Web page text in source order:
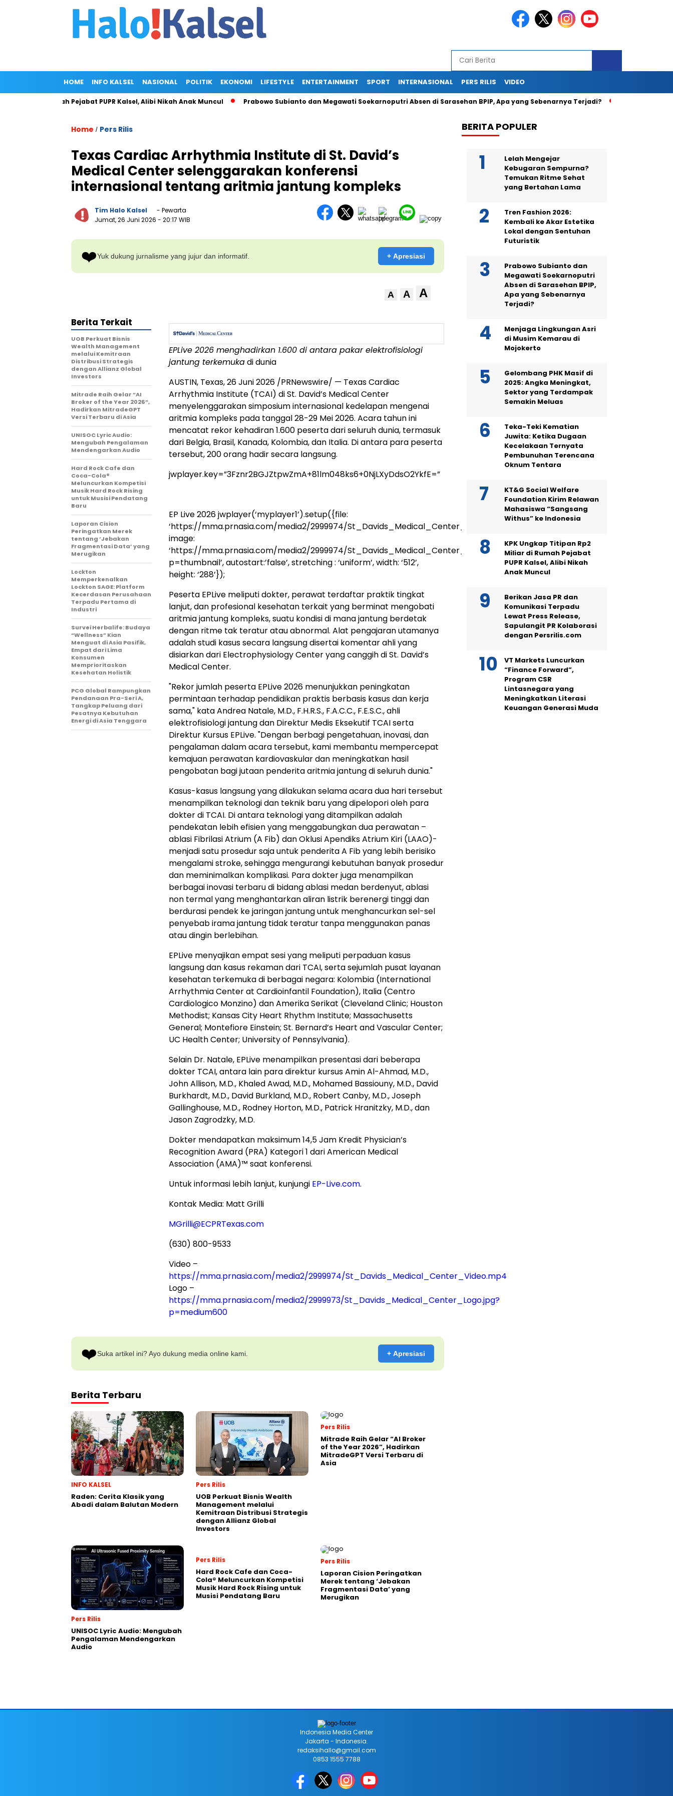
HOME INFO KALSEL NASIONAL POLITIK EKONOMI LIFESTYLE ENTERTAINMENT SPORT INTERNASIONAL PERS RILIS VIDEO
di Rumah Pejabat PUPR Kalsel, Alibi Nikah Anak Muncul Prabowo Subianto dan Megawati Soekarnoputri Absen di Sarasehan BPIP, Apa yang Sebenarnya Terjadi? Teka-Teki
Home / Pers Rilis
Texas Cardiac Arrhythmia Institute di St. David’s
Medical Center selenggarakan konferensi
internasional tentang aritmia jantung kompleks
Tim Halo Kalsel
- Pewarta
Jumat, 26 Juni 2026 - 20:17 WIB
❤️Yuk dukung jurnalisme yang jujur dan informatif. + Apresiasi
A A A
EPLive 2026 menghadirkan 1.600 di antara pakar elektrofisiologi
jantung terkemukadi dunia
AUSTIN, Texas,26 Juni 2026 /PRNewswire/ — Texas Cardiac
Arrhythmia Institute (TCAI) di St. David’s Medical Center
menyelenggarakan simposium internasional kedelapan mengenai
aritmia kompleks pada tanggal 28-29 Mei 2026. Acara tahun ini
mencatat rekor kehadiran 1.600 peserta dari seluruh dunia, termasuk
dari Belgia, Brasil, Kanada, Kolombia, dan Italia. Di antara para peserta
tersebut, 200 orang hadir secara langsung.
jwplayer.key=”3Fznr2BGJZtpwZmA+81lm048ks6+0NjLXyDdsO2YkfE=”
EP Live 2026jwplayer(‘myplayer1’).setup({file:
‘https://mma.prnasia.com/media2/2999974/St_Davids_Medical_Center_Video.mp4’,
image:
‘https://mma.prnasia.com/media2/2999974/St_Davids_Medical_Center_Video.mp4?
p=thumbnail’, autostart:’false’, stretching : ‘uniform’, width: ‘512’,
height: ‘288’});
Peserta EPLive meliputi dokter, perawat terdaftar praktik tingkat
lanjut, dan profesional kesehatan terkait yang berminat mengobati
aritmia jantung kompleks, suatu kondisi di mana jantung berdetak
dengan ritme tak teratur atau abnormal. Alat pengajaran utamanya
adalah studi kasus secara langsung disertai komentar ahli yang
disiarkan dari Electrophysiology Center yang canggih di St. David’s
Medical Center.
"Rekor jumlah peserta EPLive 2026 menunjukkan peningkatan
permintaan terhadap pendidikan praktis berbasis kasus dan kerja
sama," kata Andrea Natale, M.D., F.H.R.S., F.A.C.C., F.E.S.C., ahli
elektrofisiologi jantung dan Direktur Medis Eksekutif TCAI serta
Direktur Kursus EPLive. "Dengan berbagi pengetahuan, inovasi, dan
pengalaman dalam acara tersebut, kami membantu mempercepat
kemajuan perawatan kardiovaskular dan meningkatkan hasil
pengobatan bagi jutaan penderita aritmia jantung di seluruh dunia."
Kasus-kasus langsung yang dilakukan selama acara dua hari tersebut
menampilkan teknologi dan teknik baru yang dipelopori oleh para
dokter di TCAI. Di antara teknologi yang ditampilkan adalah
pendekatan lebih efisien yang menggabungkan dua perawatan –
ablasi Fibrilasi Atrium (A Fib) dan Oklusi Apendiks Atrium Kiri (LAAO)-
menjadi satu prosedur saja untuk penderita A Fib yang lebih berisiko
mengalami stroke, sehingga mengurangi kebutuhan banyak prosedur
dan meminimalkan komplikasi. Para dokter juga menampilkan
berbagai inovasi terbaru di bidang ablasi medan berdenyut, ablasi
non termal yang menghantarkan aliran listrik berenergi tinggi dan
berdurasi pendek ke jaringan jantung untuk menghancurkan sel-sel
penyebab irama jantung tidak teratur tanpa menggunakan panas
atau dingin berlebihan.
EPLive menyajikan empat sesi yang meliputi perpaduan kasus
langsung dan kasus rekaman dari TCAI, serta sejumlah pusat layanan
kesehatan terkemuka di berbagai negara: Kolombia (International
Arrhythmia Center at Cardioinfantil Foundation), Italia (Centro
Cardiologico Monzino) dan Amerika Serikat (Cleveland Clinic; Houston
Methodist; Kansas City Heart Rhythm Institute; Massachusetts
General; Montefiore Einstein; St. Bernard’s Heart and Vascular Center;
UC Health Center; University of Pennsylvania).
Selain Dr. Natale, EPLive menampilkan presentasi dari beberapa
dokter TCAI, antara lain para direktur kursus Amin Al-Ahmad, M.D.,
John Allison, M.D., Khaled Awad, M.D., Mohamed Bassiouny, M.D., David
Burkhardt, M.D., David Burkland, M.D., Robert Canby, M.D., Joseph
Gallinghouse, M.D., Rodney Horton, M.D., Patrick Hranitzky, M.D., dan
Jason Zagrodzky, M.D.
Dokter mendapatkan maksimum 14,5 Jam Kredit Physician’s
Recognition Award (PRA) Kategori 1 dari American Medical
Association (AMA)™ saat konferensi.
Untuk informasi lebih lanjut, kunjungi EP-Live.com.
Kontak Media: Matt Grilli
MGrilli@ECPRTexas.com
(630) 800-9533
Video –
https://mma.prnasia.com/media2/2999974/St_Davids_Medical_Center_Video.mp4
Logo –
https://mma.prnasia.com/media2/2999973/St_Davids_Medical_Center_Logo.jpg?
p=medium600
Berita Terkait
UOB Perkuat Bisnis
Wealth Management
melalui Kemitraan
Distribusi Strategis
dengan Allianz Global
Investors
Mitrade Raih Gelar “AI
Broker of the Year 2026”,
Hadirkan MitradeGPT
Versi Terbaru di Asia
UNISOC Lyric Audio:
Mengubah Pengalaman
Mendengarkan Audio
Hard Rock Cafe dan
Coca-Cola®
Meluncurkan Kompetisi
Musik Hard Rock Rising
untuk Musisi Pendatang
Baru
Laporan Cision
Peringatkan Merek
tentang ‘Jebakan
Fragmentasi Data’ yang
Merugikan
Lockton
Memperkenalkan
Lockton SAGE: Platform
Kecerdasan Perusahaan
Terpadu Pertama di
Industri
Survei Herbalife: Budaya
“Wellness” Kian
Menguat di Asia Pasifik,
Empat dari Lima
Konsumen
Memprioritaskan
Kesehatan Holistik
PCG Global Rampungkan
Pendanaan Pra-Seri A,
Tangkap Peluang dari
Pesatnya Kebutuhan
Energi di Asia Tenggara
❤️Suka artikel ini? Ayo dukung media online kami. + Apresiasi
Berita Terbaru
INFO KALSEL
Raden: Cerita Klasik yang
Abadi dalam Balutan Modern
Pers Rilis
UOB Perkuat Bisnis Wealth
Management melalui
Kemitraan Distribusi Strategis
dengan Allianz Global
Investors
Pers Rilis
Mitrade Raih Gelar “AI Broker
of the Year 2026”, Hadirkan
MitradeGPT Versi Terbaru di
Asia
Pers Rilis
UNISOC Lyric Audio: Mengubah
Pengalaman Mendengarkan
Audio
Pers Rilis
Hard Rock Cafe dan Coca-
Cola® Meluncurkan Kompetisi
Musik Hard Rock Rising untuk
Musisi Pendatang Baru
Pers Rilis
Laporan Cision Peringatkan
Merek tentang ‘Jebakan
Fragmentasi Data’ yang
Merugikan
BERITA POPULER
Lelah Mengejar
Kebugaran Sempurna?
Temukan Ritme Sehat
yang Bertahan Lama
Tren Fashion 2026:
Kembali ke Akar Estetika
Lokal dengan Sentuhan
Futuristik
Prabowo Subianto dan
Megawati Soekarnoputri
Absen di Sarasehan BPIP,
Apa yang Sebenarnya
Terjadi?
Menjaga Lingkungan Asri
di Musim Kemarau di
Mojokerto
Gelombang PHK Masif di
2025: Angka Meningkat,
Sektor yang Terdampak
Semakin Meluas
Teka-Teki Kematian
Juwita: Ketika Dugaan
Kecelakaan Ternyata
Pembunuhan Terencana
Oknum Tentara
KT&G Social Welfare
Foundation Kirim Relawan
Mahasiswa “Sangsang
Withus” ke Indonesia
KPK Ungkap Titipan Rp2
Miliar di Rumah Pejabat
PUPR Kalsel, Alibi Nikah
Anak Muncul
Berikan Jasa PR dan
Komunikasi Terpadu
Lewat Press Release,
Sapulangit PR Kolaborasi
dengan Persrilis.com
VT Markets Luncurkan
“Finance Forward”,
Program CSR
Lintasnegara yang
Meningkatkan Literasi
Keuangan Generasi Muda
Indonesia Media Center
Jakarta - Indonesia.
redaksihallo@gmail.com
0853 1555 7788